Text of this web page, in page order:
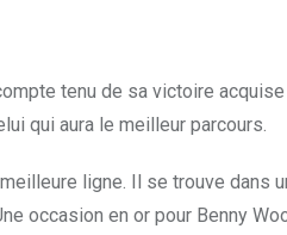
tenu de sa victoire
qui aura le meilleur parcours.
ligne. Il se trouve
occasion en or pour Benny